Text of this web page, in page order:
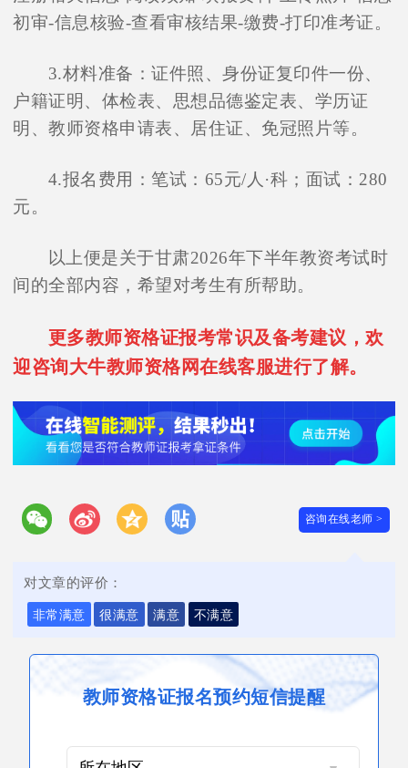
初审-信息核验-查看审核结果-缴费-打印准考证。
3.材料准备：证件照、身份证复印件一份、
户籍证明、体检表、思想品德鉴定表、学历证
明、教师资格申请表、居住证、免冠照片等。
4.报名费用：笔试：65元/人·科；面试：280
元。
以上便是关于甘肃2026年下半年教资考试时
间的全部内容，希望对考生有所帮助。
更多教师资格证报考常识及备考建议，欢
迎咨询大牛教师资格网在线客服进行了解。
咨询在线老师 >
对文章的评价：
非常满意 很满意 满意 不满意
教师资格证报名预约短信提醒